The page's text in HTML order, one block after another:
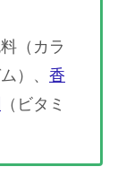
（カラ
）、 香
（ビタミ